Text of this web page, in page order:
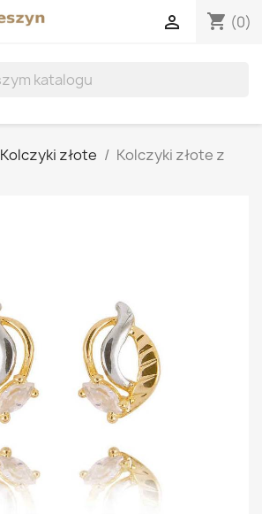
shopping_cart (0)

Kolczyki złote
Kolczyki złote z